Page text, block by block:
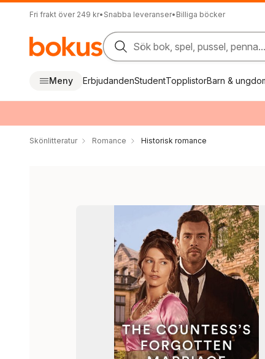
Fri frakt över 249 kr• Snabba leveranser• Billiga böcker
Sök bok, spel, pussel, penna...
Meny ErbjudandenStudentTopplistorBarn &
Skönlitteratur Romance Historisk romance